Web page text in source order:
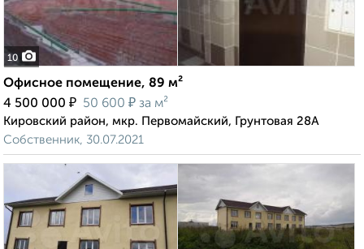
10
Офисное помещение, 89 м²
4 500 000 ₽ 50 600 ₽ за м²
Кировский район, мкр. Первомайский, Грунтовая 28А
Собственник, 30.07.2021